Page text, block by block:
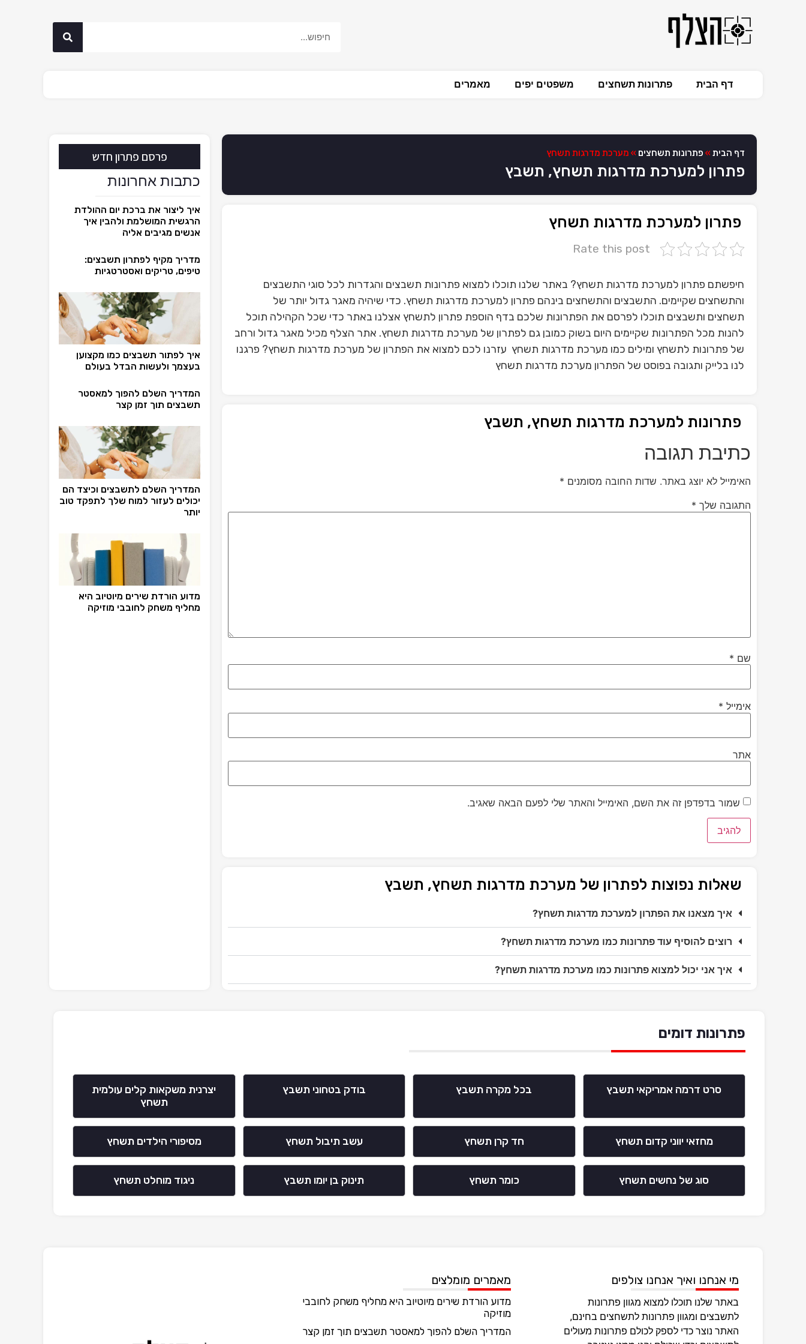
דף הבית פתרונות תשחצים משפטים יפים מאמרים
דף הבית » פתרונות תשחצים » מערכת מדרגות תשחץ
פתרון למערכת מדרגות תשחץ, תשבץ
פתרון למערכת מדרגות תשחץ
Rate this post
חיפשתם פתרון למערכת מדרגות תשחץ? באתר שלנו תוכלו למצוא פתרונות תשבצים והגדרות לכל סוגי התשבצים
והתשחצים שקיימים. התשבצים והתשחצים בינהם פתרון למערכת מדרגות תשחץ. כדי שיהיה מאגר גדול יותר של
תשחצים ותשבצים תוכלו לפרסם את הפתרונות שלכם בדף הוספת פתרון לתשחץ אצלנו באתר כדי שכל הקהילה תוכל
להנות מכל הפתרונות שקיימים היום בשוק כמובן גם לפתרון של מערכת מדרגות תשחץ. אתר הצלף מכיל מאגר גדול ורחב
של פתרונות לתשחץ ומילים כמו מערכת מדרגות תשחץ עזרנו לכם למצוא את הפתרון של מערכת מדרגות תשחץ? פרגנו
לנו בלייק ותגובה בפוסט של הפתרון מערכת מדרגות תשחץ
פתרונות למערכת מדרגות תשחץ, תשבץ
כתיבת תגובה
האימייל לא יוצג באתר. שדות החובה מסומנים *
התגובה שלך *
שם *
אימייל *
אתר
שמור בדפדפן זה את השם, האימייל והאתר שלי לפעם הבאה שאגיב.
שאלות נפוצות לפתרון של מערכת מדרגות תשחץ, תשבץ
איך מצאנו את הפתרון למערכת מדרגות תשחץ?
רוצים להוסיף עוד פתרונות כמו מערכת מדרגות תשחץ?
איך אני יכול למצוא פתרונות כמו מערכת מדרגות תשחץ?
פרסם פתרון חדש
כתבות אחרונות
איך ליצור את ברכת יום ההולדת
הרגשית המושלמת ולהבין איך
אנשים מגיבים אליה
מדריך מקיף לפתרון תשבצים:
טיפים, טריקים ואסטרטגיות
איך לפתור תשבצים כמו מקצוען
בעצמך ולעשות הבדל בעולם
המדריך השלם להפוך למאסטר
תשבצים תוך זמן קצר
המדריך השלם לתשבצים וכיצד הם
יכולים לעזור למוח שלך לתפקד טוב
יותר
מדוע הורדת שירים מיוטיוב היא
מחליף משחק לחובבי מוזיקה
פתרונות דומים
סרט דרמה אמריקאי תשבץ בכל מקרה תשבץ בודק בטחוני תשבץ
יצרנית משקאות קלים עולמית
תשחץ
מחזאי יווני קדום תשחץ חד קרן תשחץ עשב תיבול תשחץ מסיפורי הילדים תשחץ
סוג של נחשים תשחץ כומר תשחץ תינוק בן יומו תשבץ ניגוד מוחלט תשחץ
מי אנחנו ואיך אנחנו צולפים
באתר שלנו תוכלו למצוא מגוון פתרונות
לתשבצים ומגוון פתרונות לתשחצים בחינם,
האתר נוצר כדי לספק לכולם פתרונות מעולים
מאמרים מומלצים
מדוע הורדת שירים מיוטיוב היא מחליף משחק לחובבי
מוזיקה
המדריך השלם להפוך למאסטר תשבצים תוך זמן קצר